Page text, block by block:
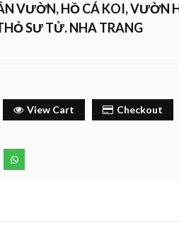
VƯỜN, HỒ CÁ KOI, VƯỜN
SƯ TỬ. NHA TRANG
View Cart Checkout